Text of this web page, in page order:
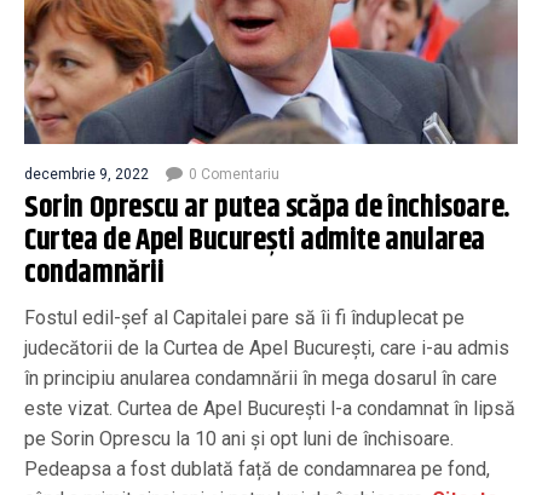
decembrie 9, 2022 0 Comentariu
Sorin Oprescu ar putea scăpa de închisoare.
Curtea de Apel București admite anularea
condamnării
Fostul edil-șef al Capitalei pare să îi fi înduplecat pe
judecătorii de la Curtea de Apel București, care i-au admis
în principiu anularea condamnării în mega dosarul în care
este vizat. Curtea de Apel București l-a condamnat în lipsă
pe Sorin Oprescu la 10 ani și opt luni de închisoare.
Pedeapsa a fost dublată față de condamnarea pe fond,